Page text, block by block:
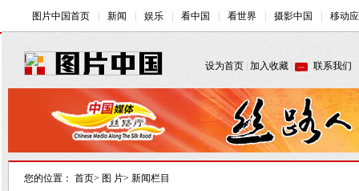
您的位置： 首页> 图 片> 新闻栏目